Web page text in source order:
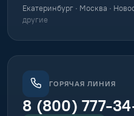
Екатеринбург · Москва ·
другие
ГОРЯЧАЯ ЛИНИЯ
8 (800) 777-